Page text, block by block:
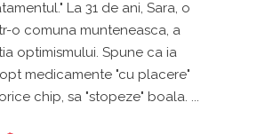
La 31 de ani, Sara, o
o comuna munteneasca, a
optimismului. Spune ca ia
medicamente "cu placere"
chip, sa "stopeze" boala.